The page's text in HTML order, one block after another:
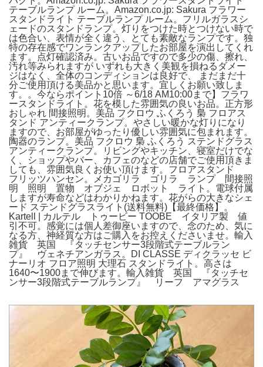
テーブルランプ ルーム。Amazon.co.jp: Sakura フラワー
スタンドライト テーブルランプ ルーム。フリルガラスシ
ェードのスタンドランプ。灯りをつけた時とつけない時で
は色合い、表情が全く違う、とても素敵なランプです。独
特の存在感でワンランクアップしたお部屋を演出してくれ
ます。点灯確認済み。古いお品ですので多少の傷、擦れ、
汚れ等みられますが いずれも大きく美観を損ねるダメー
ジはなく、全体のコンディションは良好で、 まだまだ十
分ご使用頂ける美品かと思います。宜しくお願い致しま
す。。今ならポイント10倍 ～6/18 AM10:00まで】フラワ
ースタンドライト。花を模した雰囲気の良いお品。正方形
おしゃれ 間接照明。美品 フクロウ ふくろう 梟 フロアス
タンド アンティークランプ。やさしい暖かな灯りになり
ますので、お部屋がゆったり優しい雰囲気に包まれます。
陶器のランプ。美品 フクロウ 梟 ふくろう ステンドグラス
アンティークランプ。リビングやキッチン、寝室だけでな
く、ショップやバー、カフェのなどの店舗でご使用頂きま
しても、雰囲気良くお使い頂けます。フロアスタンド
フリッツハンセン。メカゴリラ ゴリラ ランプ 間接照
明 照明 置物 オブジェ ロボット ライト。電球付属
しますが寿命などはわかりかねます。花がらの大きなシェ
ード ステンドグラスライト(送料無料)【最終価格】。
Kartell | カルテル トゥービー TOOBE イタリア製 値
引不可。感覚には個人差御座いますので、念のため、気に
なる方、神経質な方はご購入をお控えくださいませ。輸入
雑貨 英国 『タッチセンサー3段階式テーブルラン
プ』 ヴェネチアンガラス。DI CLASSE ディクラッセ ビ
ナーリオ フロア照明 大理石 スタンドライト。高さは
1640〜1900まで伸びます。輸入雑貨 英国 『タッチセ
ンサー3段階式テーブルランプ』 リーフ アマグラス